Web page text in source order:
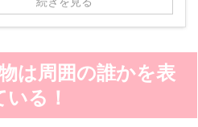
は周囲の誰かを表
いる！